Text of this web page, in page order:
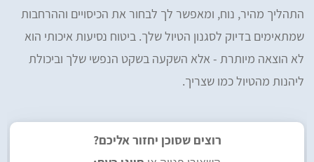
התהליך מהיר, נוח, ומאפשר לך לבחור את הכיסויים וההרחבות
שמתאימים בדיוק לסגנון הטיול שלך. ביטוח נסיעות איכותי הוא
לא הוצאה מיותרת - אלא השקעה בשקט הנפשי שלך וביכולת
ליהנות מהטיול כמו שצריך.
רוצים שסוכן יחזור אליכם?